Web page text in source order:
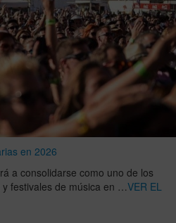
en 2026
a consolidarse como uno de los
festivales de música en …VER EL